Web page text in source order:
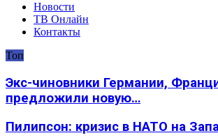
Новости
ТВ Онлайн
Контакты
Топ
Экс-чиновники Германии,
предложили новую…
Пилипсон: кризис в НАТО на